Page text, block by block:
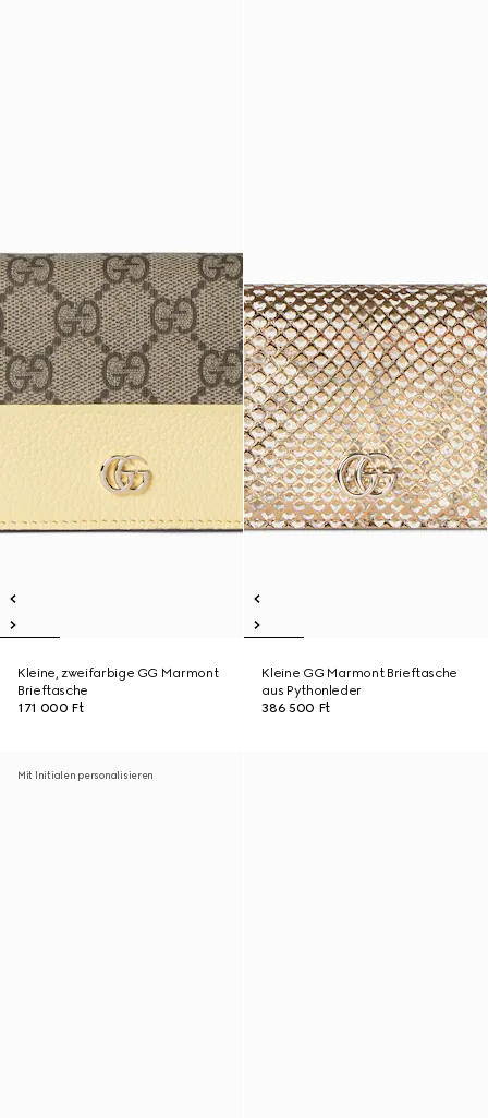
Kleine, zweifarbige GG Marmont
Brieftasche
171 000 Ft
Kleine GG Marmont Brieftasche
aus Pythonleder
386 500 Ft
Mit Initialen personalisieren